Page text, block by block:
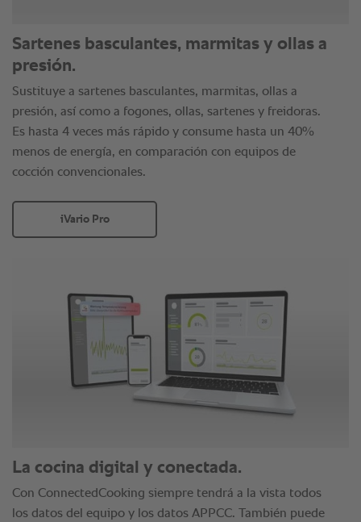
Sartenes basculantes, marmitas y ollas a
presión.
Sustituye a sartenes basculantes, marmitas, ollas a
presión, así como a fogones, ollas, sartenes y freidoras.
Es hasta 4 veces más rápido y consume hasta un 40%
menos de energía, en comparación con equipos de
cocción convencionales.
iVario Pro
La cocina digital y conectada.
Con ConnectedCooking siempre tendrá a la vista todos
los datos del equipo y los datos APPCC. También puede